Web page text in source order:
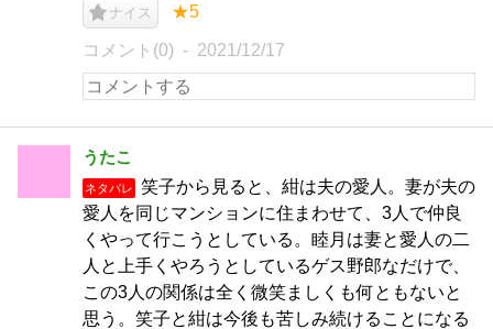
ナイス ★5
コメント(0) 2021/12/17
うたこ
ネタバレ
笑子から見ると、紺は夫の愛人。妻が夫の
愛人を同じマンションに住まわせて、3人で仲良
くやって行こうとしている。睦月は妻と愛人の二
人と上手くやろうとしているゲス野郎なだけで、
この3人の関係は全く微笑ましくも何ともないと
思う。笑子と紺は今後も苦しみ続けることになる